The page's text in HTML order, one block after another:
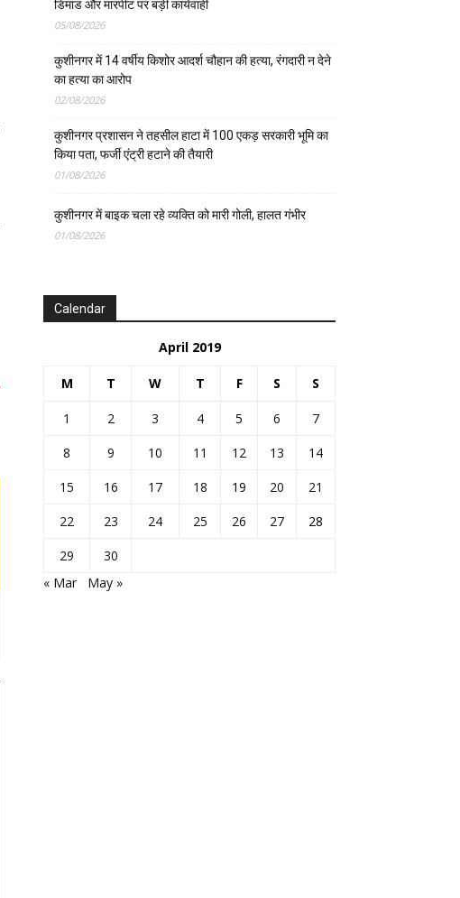
डिमांड और मारपीट पर बड़ी कार्यवाही
05/08/2026
कुशीनगर में 14 वर्षीय किशोर आदर्श चौहान की हत्या, रंगदारी न देने
का हत्या का आरोप
02/08/2026
कुशीनगर प्रशासन ने तहसील हाटा में 100 एकड़ सरकारी भूमि का
किया पता, फर्जी एंट्री हटाने की तैयारी
01/08/2026
कुशीनगर में बाइक चला रहे व्यक्ति को मारी गोली, हालत गंभीर
01/08/2026
Calendar
April 2019
M T W T F S S
1 2 3 4 5 6
7
8
9 10 11 12 13
14
15
16 17 18 19 20
21
22
23 24 25 26 27
28
29
30
« Mar
May »